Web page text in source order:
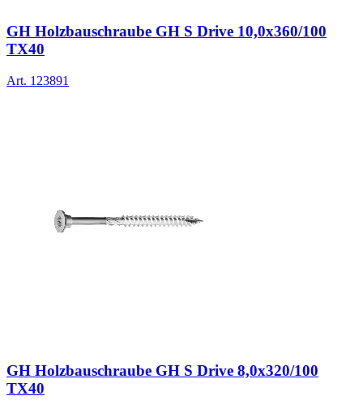
GH Holzbauschraube GH S Drive 10,0x360/100
TX40
Art. 123891
GH Holzbauschraube GH S Drive 8,0x320/100
TX40